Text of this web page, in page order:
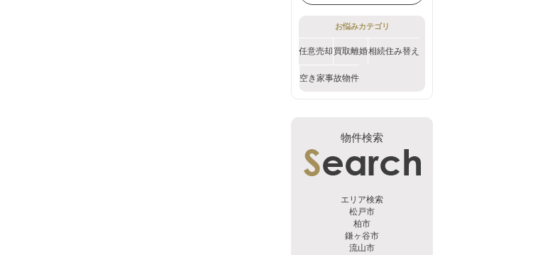
お悩みカテゴリ
任意売却 買取離婚相続住み替え
空き家事故物件
物件検索
エリア検索
松戸市
柏市
鎌ヶ谷市
流山市